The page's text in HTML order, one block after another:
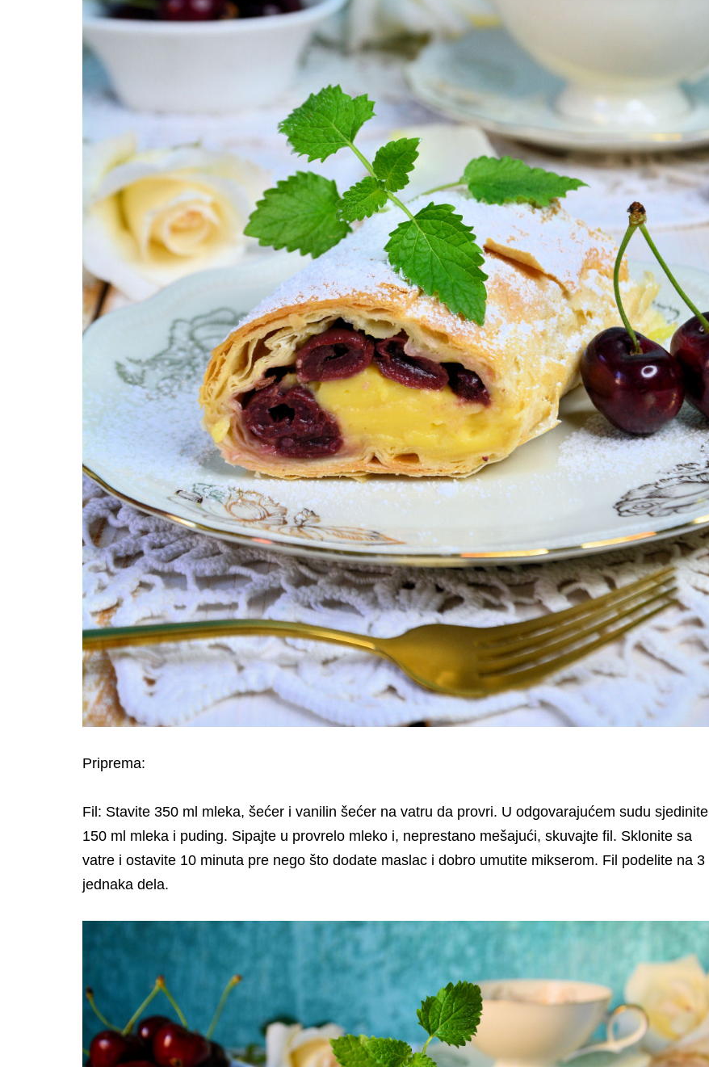
Priprema:
Fil: Stavite 350 ml mleka, šećer i vanilin šećer na vatru da provri. U odgovarajućem sudu sjedinite
150 ml mleka i puding. Sipajte u provrelo mleko i, neprestano mešajući, skuvajte fil. Sklonite sa
vatre i ostavite 10 minuta pre nego što dodate maslac i dobro umutite mikserom. Fil podelite na 3
jednaka dela.